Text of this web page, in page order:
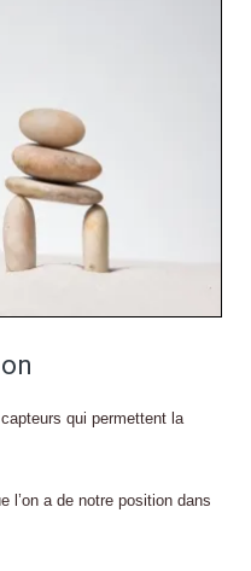
qui permettent la
l’on a de notre position dans